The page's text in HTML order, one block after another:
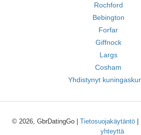
Rochford
Bebington
Forfar
Giffnock
Largs
Cosham
Yhdistynyt
© 2026, GbrDatingGo | Tietosuojakäytäntö|
yhteyttä